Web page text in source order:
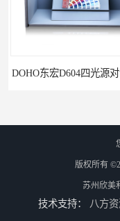
DOHO东宏D604四光源
版权所有
苏州欣美
技术支持： 八方